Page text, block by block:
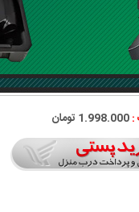
:1.998.000 تومان